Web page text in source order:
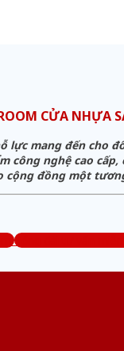
CỬA NHỰA
lực mang đến cho
công nghệ cao
cộng đồng một
Tổng đài tư vấn